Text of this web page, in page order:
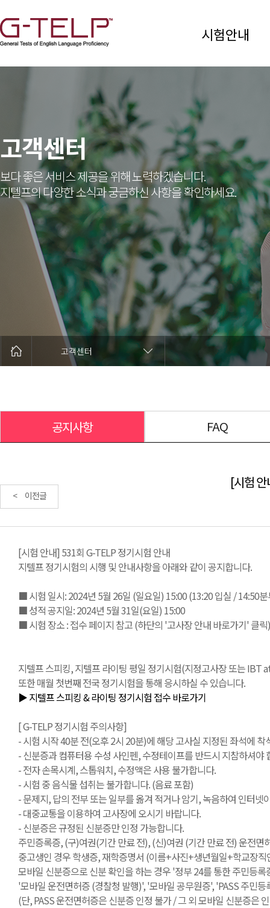
시험안내
고객센터
보다 좋은 서비스 제공을 위해 노력하겠습니다.
지텔프의 다양한 소식과 궁금하신 사항을 확인하세요.
고객센터
공지사항 FAQ
[시험
< 이전글
[시험 안내] 531회 G-TELP 정기시험 안내
지텔프 정기시험의 시행 및 안내사항을 아래와 같이 공지합니다.
■ 시험 일시: 2024년 5월 26일 (일요일) 15:00 (13:20 입실 / 14:50
■ 성적 공지일: 2024년 5월 31일(요일) 15:00
■ 시험 장소 : 접수 페이지 참고 (하단의 '고사장 안내 바로가기' 클릭)
지텔프 스피킹, 지텔프 라이팅 평일 정기시험(지정고사장 또는 IBT
또한 매월 첫번째 전국 정기시험을 통해 응시하실 수 있습니다.
▶ 지텔프 스피킹 & 라이팅 정기시험 접수 바로가기
[ G-TELP 정기시험 주의사항]
- 시험 시작 40분 전(오후 2시 20분)에 해당 고사실 지정된 좌석에 착
- 신분증과 컴퓨터용 수성 사인펜, 수정테이프를 반드시 지참하셔야
- 전자 손목시계, 스톱워치, 수정액은 사용 불가합니다.
- 시험 중 음식물 섭취는 불가합니다. (음료 포함)
- 문제지, 답의 전부 또는 일부를 옮겨 적거나 암기, 녹음하여 인터
- 대중교통을 이용하여 고사장에 오시기 바랍니다.
- 신분증은 규정된 신분증만 인정 가능합니다.
주민증록증, (구)여권(기간 만료 전), (신)여권 (기간 만료 전) 운전
중고생인 경우 학생증, 재학증명서 (이름+사진+생년월일+학교장
모바일 신분증으로 신분 확인을 하는 경우 '정부 24를 통한 주민등록
'모바일 운전면허증 (경찰청 발행)', '모바일 공무원증', 'PASS 주민
(단, PASS 운전면허증은 신분증 인정 불가 / 그 외 모바일 신분증은